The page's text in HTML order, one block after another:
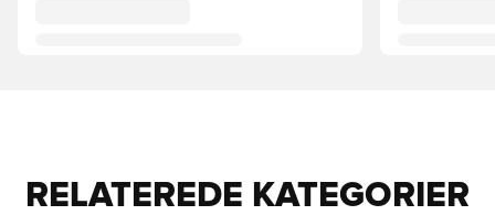
RELATEREDE KATEGORIER